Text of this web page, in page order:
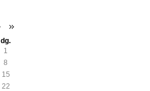
dg.
1
8
15
22